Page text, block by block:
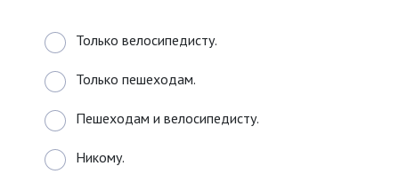
Только велосипедисту.
Только пешеходам.
Пешеходам и велосипедисту.
Никому.